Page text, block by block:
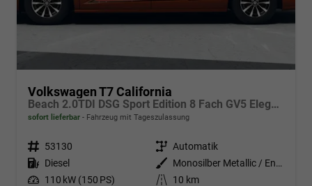
Volkswagen T7 California
Beach 2.0TDI DSG Sport Edition 8 Fach GV5 Elegance+
sofort lieferbar Fahrzeug mit Tageszulassung
Fahrzeugnr. 53130 Getriebe Automatik
Kraftstoff Diesel Außenfarbe
Monosilber Metallic / Energeticorange Metallic
Leistung 110 kW (150 PS) Kilometerstand
10 km